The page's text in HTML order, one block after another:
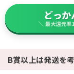
どっ
＼ 最大還元率
B賞以上は発送を